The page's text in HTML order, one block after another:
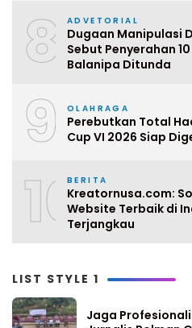
8 ADVETORIAL
Dugaan Manipulasi
Sebut Penyerahan 10
Balanipa Ditunda
9 OLAHRAGA
Perebutkan Total
Cup VI 2026 Siap
10BERITA
Kreatornusa.com:
Website Terbaik di
Terjangkau
LIST STYLE 1
Jaga